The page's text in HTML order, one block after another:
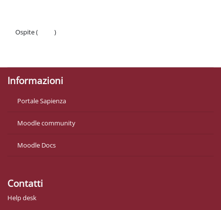
Ospite (
)
Informazioni
Portale Sapienza
Moodle community
Moodle Docs
Contatti
Help desk